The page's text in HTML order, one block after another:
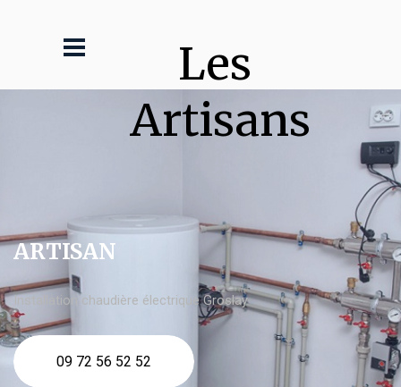
Les
Artisans
ARTISAN
Installation chaudière électrique Groslay
09 72 56 52 52